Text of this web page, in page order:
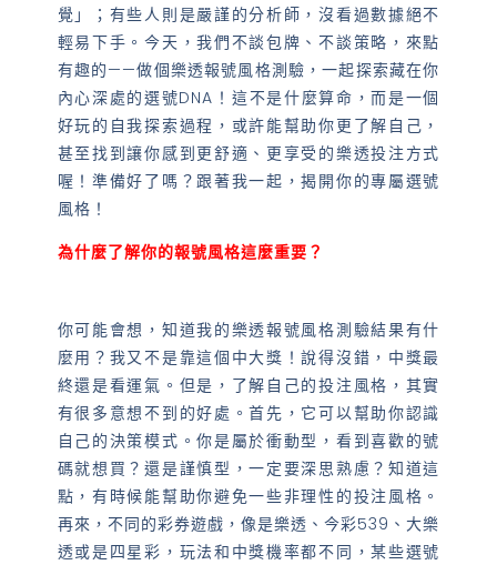
覺」；有些人則是嚴謹的分析師，沒看過數據絕不
輕易下手。今天，我們不談包牌、不談策略，來點
有趣的——做個樂透報號風格測驗，一起探索藏在你
內心深處的選號DNA！這不是什麼算命，而是一個
好玩的自我探索過程，或許能幫助你更了解自己，
甚至找到讓你感到更舒適、更享受的樂透投注方式
喔！準備好了嗎？跟著我一起，揭開你的專屬選號
風格！
為什麼了解你的報號風格這麼重要？
你可能會想，知道我的樂透報號風格測驗結果有什
麼用？我又不是靠這個中大獎！說得沒錯，中獎最
終還是看運氣。但是，了解自己的投注風格，其實
有很多意想不到的好處。首先，它可以幫助你認識
自己的決策模式。你是屬於衝動型，看到喜歡的號
碼就想買？還是謹慎型，一定要深思熟慮？知道這
點，有時候能幫助你避免一些非理性的投注風格。
再來，不同的彩券遊戲，像是樂透、今彩539、大樂
透或是四星彩，玩法和中獎機率都不同，某些選號